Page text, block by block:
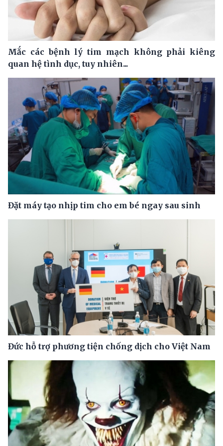
Mắc các bệnh lý tim mạch không phải kiêng
quan hệ tình dục, tuy nhiên...
Đặt máy tạo nhịp tim cho em bé ngay sau sinh
Đức hỗ trợ phương tiện chống dịch cho Việt Nam